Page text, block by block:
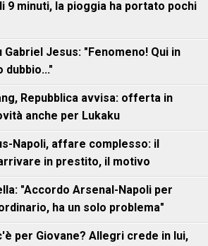
9 minuti, la pioggia ha portato pochi
Gabriel Jesus: "Fenomeno! Qui in
dubbio..."
Repubblica avvisa: offerta in
anche per Lukaku
Napoli, affare complesso: il
in prestito, il motivo
"Accordo Arsenal-Napoli per
ha un solo problema"
per Giovane? Allegri crede in lui,